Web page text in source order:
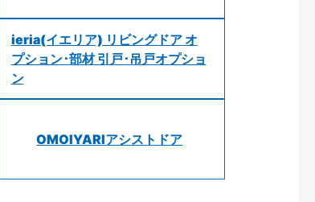
ieria(イエリア) リビングドア オ
プション･部材 引戸･吊戸オプショ
ン
OMOIYARIアシストドア